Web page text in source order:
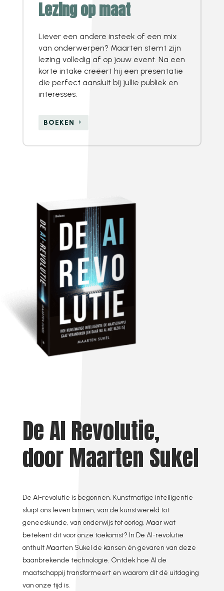
Lezing op maat
Liever een andere insteek of een mix
van onderwerpen? Maarten stemt zijn
lezing volledig af op jouw event. Na een
korte intake creëert hij een presentatie
die perfect aansluit bij jullie publiek en
interesses.
BOEKEN
De AI Revolutie,
door Maarten Sukel
De AI-revolutie is begonnen. Kunstmatige intelligentie
sluipt ons leven binnen, van de kunstwereld tot
geneeskunde, van onderwijs tot oorlog. Maar wat
betekent dit voor onze toekomst? In De AI-revolutie
onthult Maarten Sukel de kansen én gevaren van deze
baanbrekende technologie. Ontdek hoe AI de
maatschappij transformeert en waarom dit dé uitdaging
van onze tijd is.